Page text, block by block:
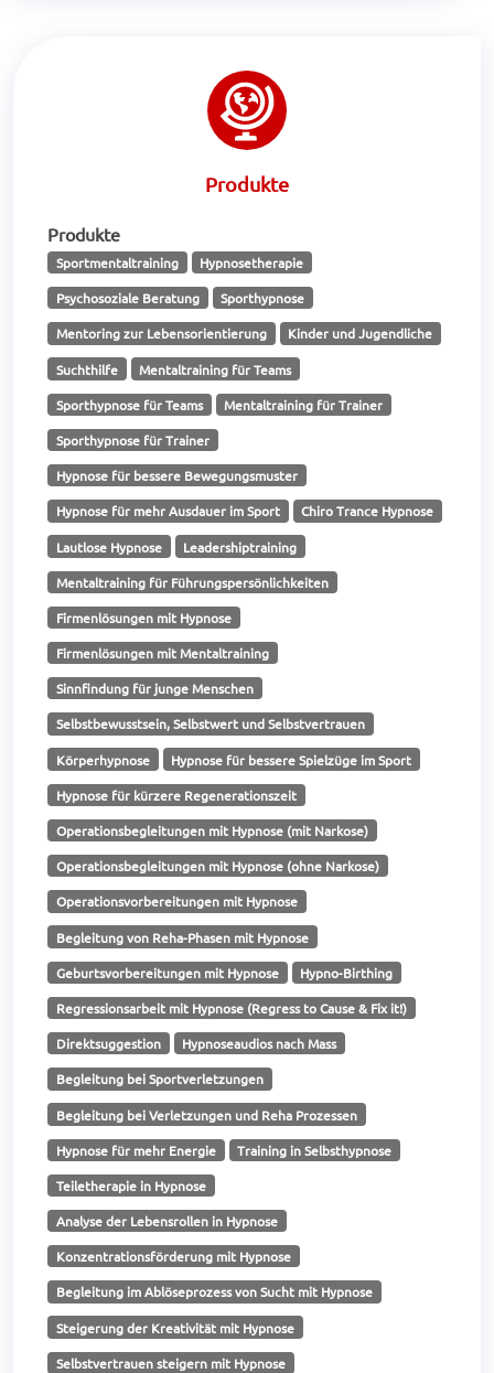
Produkte
Produkte
Sportmentaltraining Hypnosetherapie
Psychosoziale Beratung Sporthypnose
Mentoring zur Lebensorientierung Kinder und Jugendliche
Suchthilfe Mentaltraining für Teams
Sporthypnose für Teams Mentaltraining für Trainer
Sporthypnose für Trainer
Hypnose für bessere Bewegungsmuster
Hypnose für mehr Ausdauer im Sport Chiro Trance Hypnose
Lautlose Hypnose Leadershiptraining
Mentaltraining für Führungspersönlichkeiten
Firmenlösungen mit Hypnose
Firmenlösungen mit Mentaltraining
Sinnfindung für junge Menschen
Selbstbewusstsein, Selbstwert und Selbstvertrauen
Körperhypnose Hypnose für bessere Spielzüge im Sport
Hypnose für kürzere Regenerationszeit
Operationsbegleitungen mit Hypnose (mit Narkose)
Operationsbegleitungen mit Hypnose (ohne Narkose)
Operationsvorbereitungen mit Hypnose
Begleitung von Reha-Phasen mit Hypnose
Geburtsvorbereitungen mit Hypnose Hypno-Birthing
Regressionsarbeit mit Hypnose (Regress to Cause & Fix it!)
Direktsuggestion Hypnoseaudios nach Mass
Begleitung bei Sportverletzungen
Begleitung bei Verletzungen und Reha Prozessen
Hypnose für mehr Energie Training in Selbsthypnose
Teiletherapie in Hypnose
Analyse der Lebensrollen in Hypnose
Konzentrationsförderung mit Hypnose
Begleitung im Ablöseprozess von Sucht mit Hypnose
Steigerung der Kreativität mit Hypnose
Selbstvertrauen steigern mit Hypnose